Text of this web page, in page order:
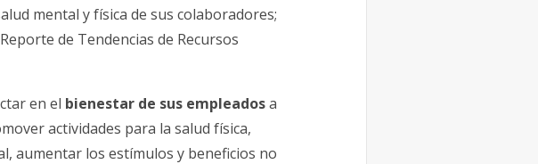
mental y física de sus colaboradores;
de Tendencias de Recursos
en el bienestar de sus empleadosa
actividades para la salud física,
aumentar los estímulos y beneficios no